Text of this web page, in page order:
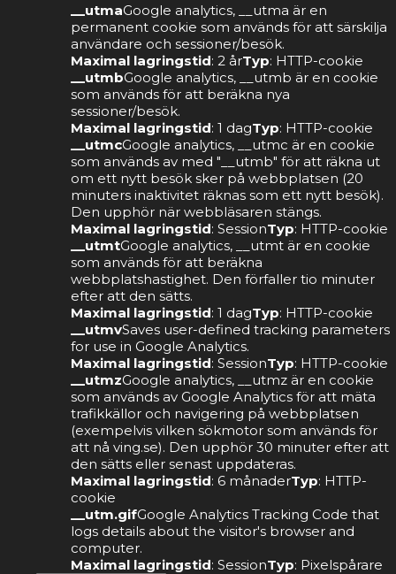
__utmaGoogle analytics, __utma är en
permanent cookie som används för att särskilja
användare och sessioner/besök.
Maximal lagringstid: 2 årTyp: HTTP-cookie
__utmbGoogle analytics, __utmb är en cookie
som används för att beräkna nya
sessioner/besök.
Maximal lagringstid: 1 dagTyp: HTTP-cookie
__utmcGoogle analytics, __utmc är en cookie
som används av med "__utmb" för att räkna ut
om ett nytt besök sker på webbplatsen (20
minuters inaktivitet räknas som ett nytt besök).
Den upphör när webbläsaren stängs.
Maximal lagringstid: SessionTyp: HTTP-cookie
__utmtGoogle analytics, __utmt är en cookie
som används för att beräkna
webbplatshastighet. Den förfaller tio minuter
efter att den sätts.
Maximal lagringstid: 1 dagTyp: HTTP-cookie
__utmvSaves user-defined tracking parameters
for use in Google Analytics.
Maximal lagringstid: SessionTyp: HTTP-cookie
__utmzGoogle analytics, __utmz är en cookie
som används av Google Analytics för att mäta
trafikkällor och navigering på webbplatsen
(exempelvis vilken sökmotor som används för
att nå ving.se). Den upphör 30 minuter efter att
den sätts eller senast uppdateras.
Maximal lagringstid: 6 månaderTyp: HTTP-
cookie
__utm.gifGoogle Analytics Tracking Code that
logs details about the visitor's browser and
computer.
Maximal lagringstid: SessionTyp: Pixelspårare